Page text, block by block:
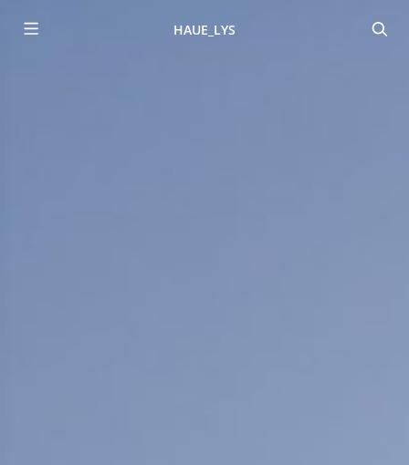
HAUE_LYS